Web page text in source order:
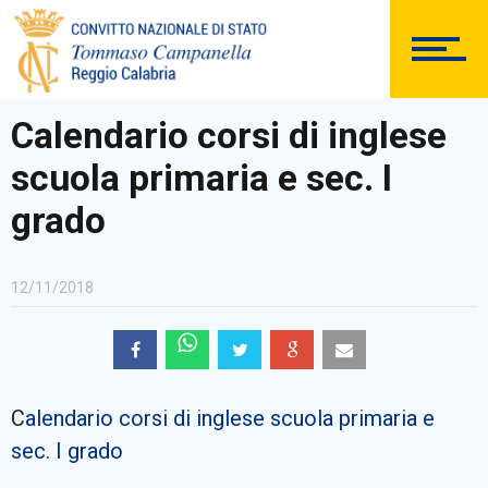
DOCUMENTAZIONE
BACHECA SINDACALE
Calendario corsi di inglese
scuola primaria e sec. I
grado
12/11/2018
Calendario corsi di inglese scuola primaria e
sec. I grado